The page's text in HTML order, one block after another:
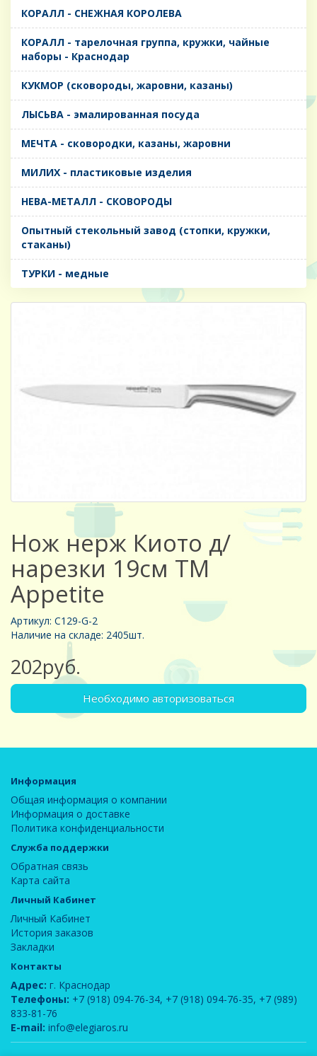
КОРАЛЛ - СНЕЖНАЯ КОРОЛЕВА
КОРАЛЛ - тарелочная группа, кружки, чайные
наборы - Краснодар
КУКМОР (сковороды, жаровни, казаны)
ЛЫСЬВА - эмалированная посуда
МЕЧТА - сковородки, казаны, жаровни
МИЛИХ - пластиковые изделия
НЕВА-МЕТАЛЛ - СКОВОРОДЫ
Опытный стекольный завод (стопки, кружки,
стаканы)
ТУРКИ - медные
Нож нерж Киото д/
нарезки 19см TM
Appetite
Артикул: C129-G-2
Наличие на складе: 2405шт.
202руб.
Необходимо авторизоваться
Информация
Общая информация о компании
Информация о доставке
Политика конфиденциальности
Служба поддержки
Обратная связь
Карта сайта
Личный Кабинет
Личный Кабинет
История заказов
Закладки
Контакты
Адрес: г. Краснодар
Телефоны: +7 (918) 094-76-34, +7 (918) 094-76-35, +7 (989)
833-81-76
E-mail: info@elegiaros.ru